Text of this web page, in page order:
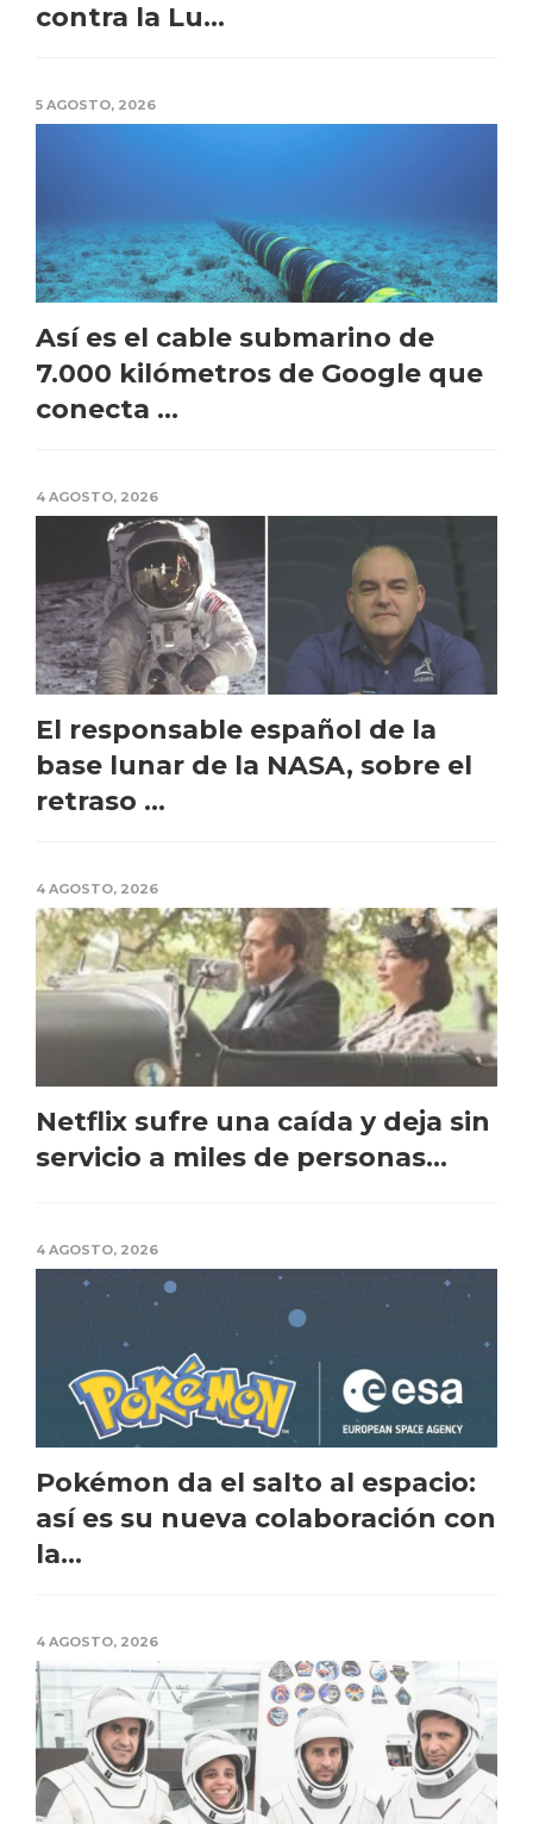
contra la Lu...
5 AGOSTO, 2026
Así es el cable submarino de
7.000 kilómetros de Google que
conecta ...
4 AGOSTO, 2026
El responsable español de la
base lunar de la NASA, sobre el
retraso ...
4 AGOSTO, 2026
Netflix sufre una caída y deja sin
servicio a miles de personas...
4 AGOSTO, 2026
Pokémon da el salto al espacio:
así es su nueva colaboración con
la...
4 AGOSTO, 2026